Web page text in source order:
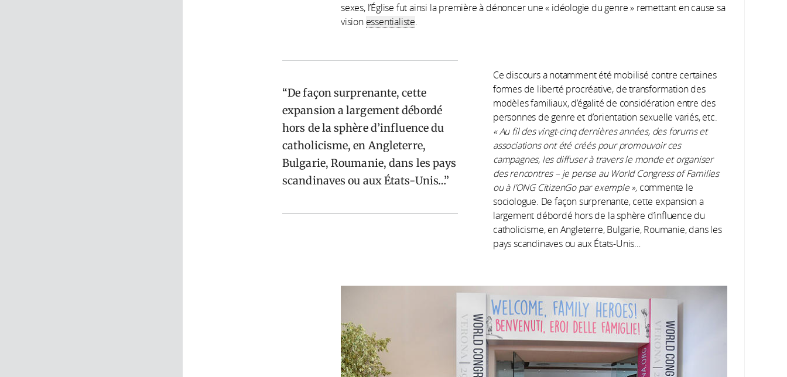
sexes, l’Église fut ainsi la première à dénoncer une « idéologie du genre » remettant en cause sa
vision essentialiste
De façon surprenante, cette
expansion a largement débordé
hors de la sphère d’influence du
catholicisme, en Angleterre,
Bulgarie, Roumanie, dans les pays
scandinaves ou aux États-Unis…
Ce discours a notamment été mobilisé contre certaines
formes de liberté procréative, de transformation des
modèles familiaux, d’égalité de considération entre des
personnes de genre et d’orientation sexuelle variés, etc.
« Au fil des vingt-cinq dernières années, des forums et
associations ont été créés pour promouvoir ces
campagnes, les diffuser à travers le monde et organiser
des rencontres – je pense au World Congress of Families
ou à l’ONG CitizenGo par exemple », commente le
sociologue. De façon surprenante, cette expansion a
largement débordé hors de la sphère d’influence du
catholicisme, en Angleterre, Bulgarie, Roumanie, dans les
pays scandinaves ou aux États-Unis…